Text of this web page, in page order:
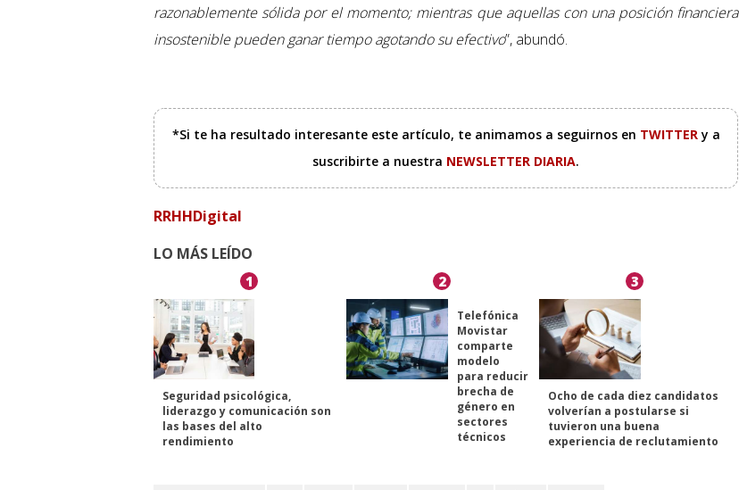
razonablemente sólida por el momento; mientras que aquellas con una posición financiera
insostenible pueden ganar tiempo agotando su efectivo”, abundó.
*Si te ha resultado interesante este artículo, te animamos a seguirnos en TWITTERy a
suscribirte a nuestra NEWSLETTER DIARIA.
RRHHDigital
LO MÁS LEÍDO
1
Seguridad psicológica,
liderazgo y comunicación son
las bases del alto
rendimiento
2
Telefónica
Movistar
comparte
modelo
para reducir
brecha de
género en
sectores
técnicos
3
Ocho de cada diez candidatos
volverían a postularse si
tuvieron una buena
experiencia de reclutamiento